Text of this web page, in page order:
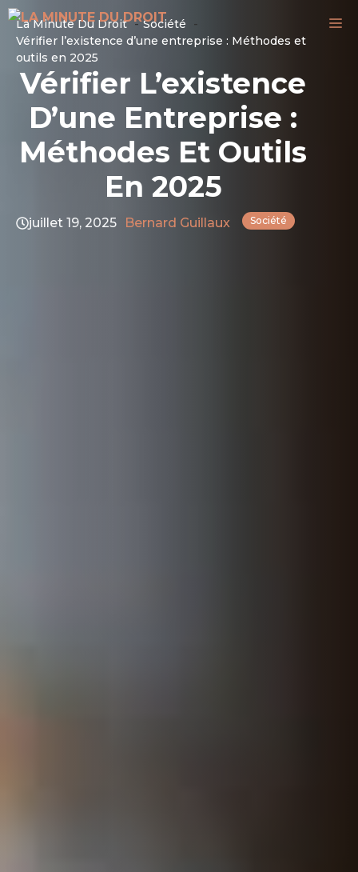
Aller
au
contenu
La Minute Du Droit
Société
Vérifier l’existence d’une entreprise : Méthodes et
outils en 2025
Vérifier L’existence
D’une Entreprise :
Méthodes Et Outils
En 2025
juillet 19, 2025 Bernard Guillaux Société